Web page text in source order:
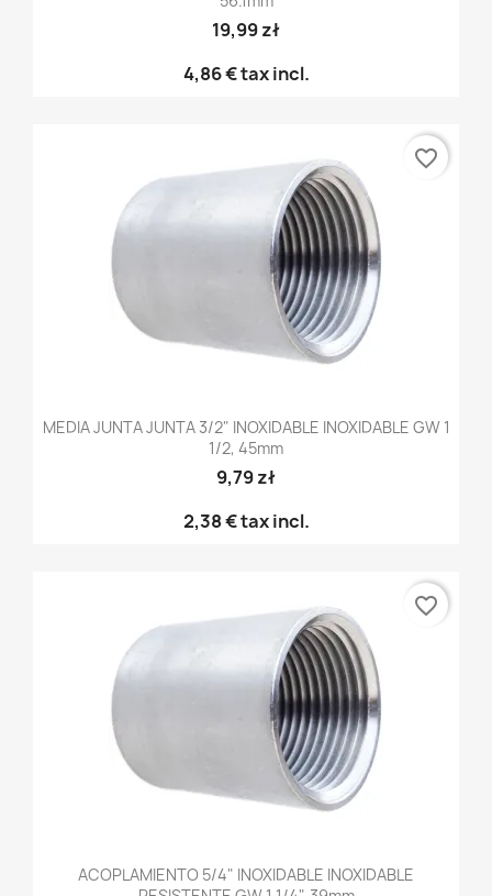
19,99 zł
4,86 €tax incl.
MEDIA JUNTA JUNTA 3/2" INOXIDABLE INOXIDABLE GW 1
1/2, 45mm
9,79 zł
2,38 €tax incl.
favorite_border
ACOPLAMIENTO 5/4" INOXIDABLE INOXIDABLE
favorite_border